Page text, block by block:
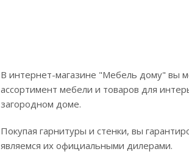
В интернет-магазине "Мебель дому" вы
ассортимент мебели и товаров для
загородном доме.
Покупая гарнитуры и стенки, вы
являемся их официальными дилерами.